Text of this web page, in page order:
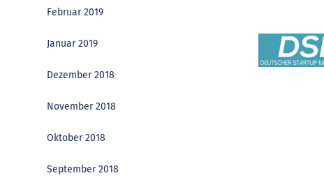
Februar 2019
Januar 2019
Dezember 2018
November 2018
Oktober 2018
September 2018